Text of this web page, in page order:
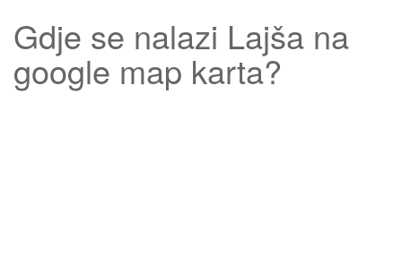
Gdje se nalazi Lajša na
google map karta?